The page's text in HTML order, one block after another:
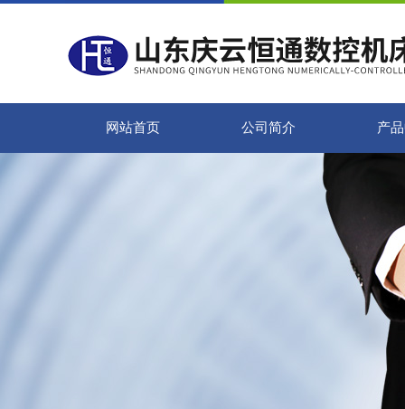
网站首页 公司简介 产